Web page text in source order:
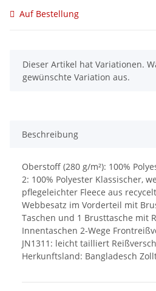
Auf Bestellung
x
Dieser Artikel hat Variationen.
gewünschte Variation aus.
Beschreibung
Oberstoff (280 g/m²): 100%
2: 100% Polyester Klassischer,
pflegeleichter Fleece aus
Webbesatz im Vorderteil mit
Taschen und 1 Brusttasche mit
Innentaschen 2-Wege
JN1311: leicht tailliert
Herkunftsland: Bangladesch